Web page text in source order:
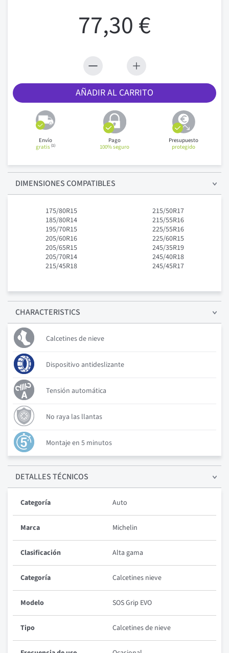
77,30 €
AÑADIR AL CARRITO
Envío
gratis(1)
Pago
100% seguro
Presupuesto
protegido
DIMENSIONES COMPATIBLES
175/80R15
185/80R14
195/70R15
205/60R16
205/65R15
205/70R14
215/45R18
215/50R17
215/55R16
225/55R16
225/60R15
245/35R19
245/40R18
245/45R17
CHARACTERISTICS
Calcetines de nieve
Dispositivo antideslizante
Tensión automática
No raya las llantas
Montaje en 5 minutos
DETALLESTÉCNICOS
Categoría Auto
Marca Michelin
Clasificación Alta gama
Categoría Calcetines nieve
Modelo SOS Grip EVO
Tipo Calcetines de nieve